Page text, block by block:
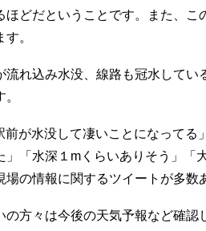
ほどだということです。また、こ
。
流れ込み水没、線路も冠水してい
前が水没して凄いことになってる
」「水深１mくらいありそう」「
の情報に関するツイートが多数
の方々は今後の天気予報など確認